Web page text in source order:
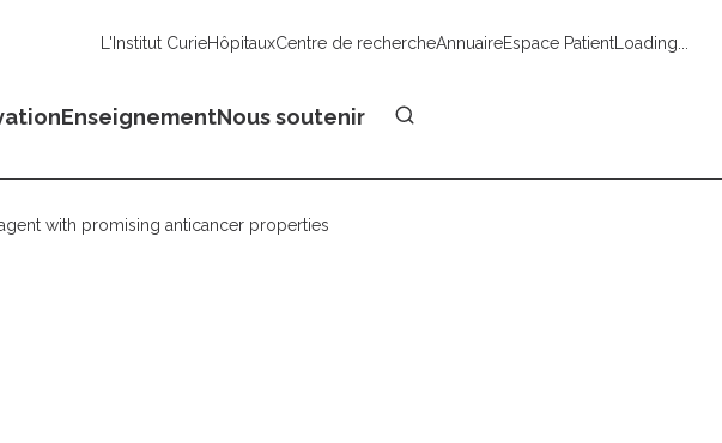
L'Institut CurieHôpitauxCentre de rechercheAnnuaireEspace PatientLoading...
EnseignementNous soutenir
with promising anticancer properties